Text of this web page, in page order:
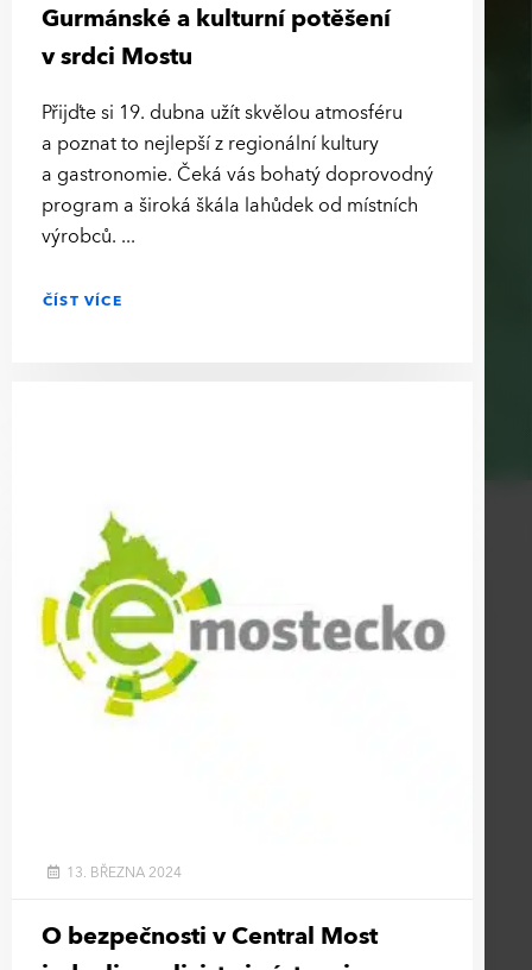
Gurmánské a kulturní potěšení
v srdci Mostu
Přijďte si 19. dubna užít skvělou atmosféru
a poznat to nejlepší z regionální kultury
a gastronomie. Čeká vás bohatý doprovodný
program a široká škála lahůdek od místních
výrobců.
ČÍST VÍCE
O bezpečnosti v Central Most
13. BŘEZNA 2024